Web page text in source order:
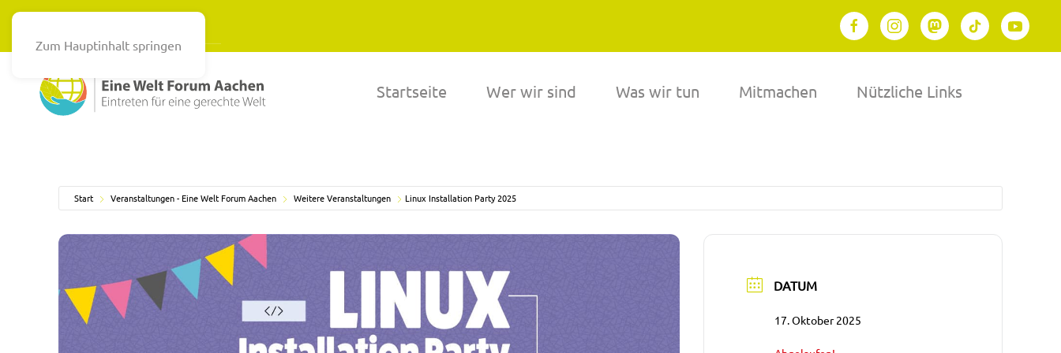
Zum Hauptinhalt springen
Startseite Wer wir sind Was wir tun Mitmachen Nützliche Links
Start Veranstaltungen - Eine Welt Forum Aachen Weitere Veranstaltungen Linux Installation Party 2025
DATUM
17. Oktober 2025